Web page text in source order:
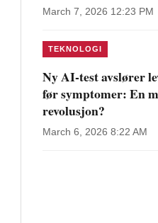
March 7, 2026 12:23 PM
TEKNOLOGI
Ny AI-test avslører
før symptomer: En
revolusjon?
March 6, 2026 8:22 AM